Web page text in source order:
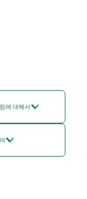
에 대해서